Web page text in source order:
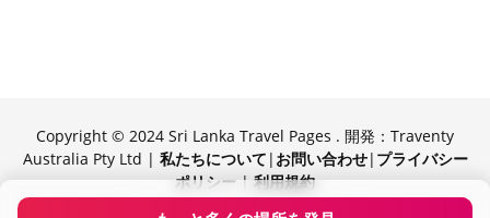
Copyright © 2024 Sri Lanka Travel Pages . 開発：Traventy
Australia Pty Ltd | 私たちについて | お問い合わせ| プライバシー
ポリシー | 利用規約
Traventy によって提供されています